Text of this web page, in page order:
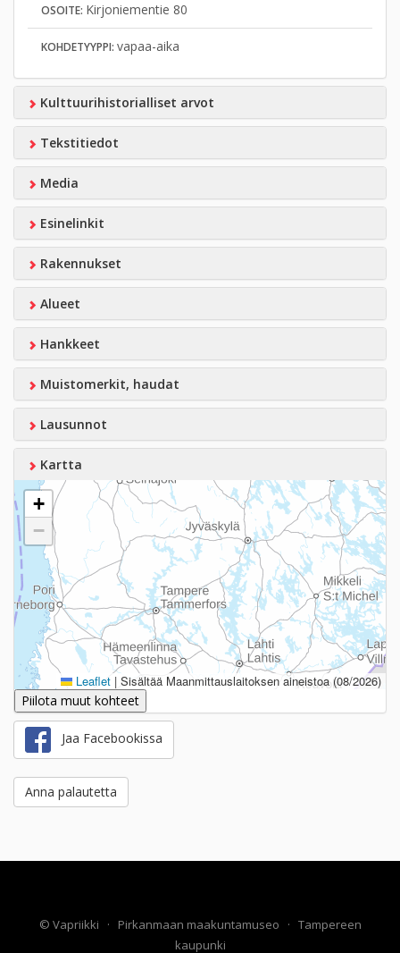
OSOITE: Kirjoniementie 80
KOHDETYYPPI: vapaa-aika
Kulttuurihistorialliset arvot
Tekstitiedot
Media
Esinelinkit
Rakennukset
Alueet
Hankkeet
Muistomerkit, haudat
Lausunnot
Kartta
+
−
Leaflet | Sisältää Maanmittauslaitoksen aineistoa (08/2026)
Piilota muut kohteet
Jaa Facebookissa
Anna palautetta
© Vapriikki · Pirkanmaan maakuntamuseo · Tampereen
kaupunki